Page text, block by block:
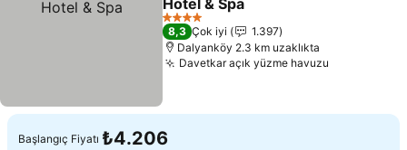
Hotel & Spa
Fiyatları görün
4 Yıldız
8,3 Çok iyi
1.397
Dalyanköy 2.3 km uzaklıkta
Davetkar açık yüzme havuzu
Başlangıç Fiyatı ₺4.206